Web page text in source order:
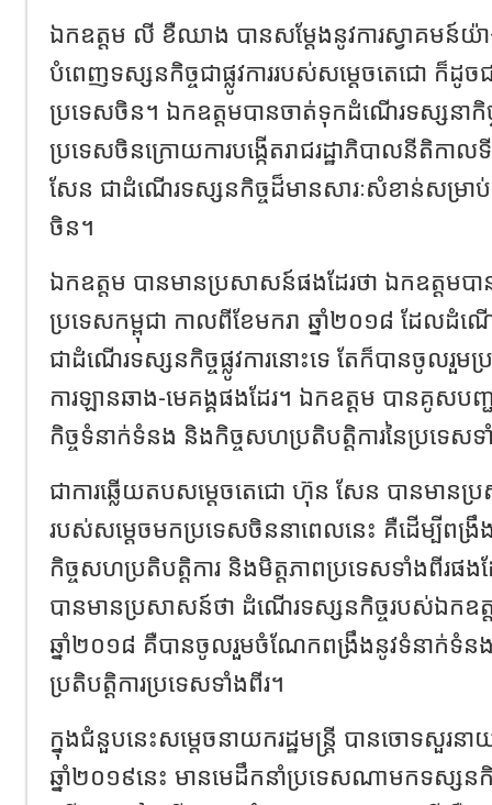
ឯកឧត្តម លី ខឺឈាង បានសម្តែងនូវការស្វាគមន៍យ៉ា
បំពេញទស្សនកិច្ចជាផ្លូវការរបស់សម្តេចតេជោ ក៏ដូ
ប្រទេសចិន។ ឯកឧត្តមបានចាត់ទុកដំណើរទស្សនាកិច្
ប្រទេសចិនក្រោយការបង្កើតរាជរដ្ឋាភិបាលនីតិក
សែន ជាដំណើរទស្សនកិច្ចដ៏មានសារៈសំខាន់សម្រាប់
ចិន។
ឯកឧត្តម បានមានប្រសាសន៍ផងដែរថា ឯកឧត្តមប
ប្រទេសកម្ពុជា កាលពីខែមករា ឆ្នាំ២០១៨ ដែលដំណ
ជាដំណើរទស្សនកិច្ចផ្លូវការនោះទេ តែក៏បានចូលរួ
ការឡានឆាង-មេគង្គផងដែរ។ ឯកឧត្តម បានគូសប
កិច្ចទំនាក់ទំនង និងកិច្ចសហប្រតិបត្តិការនៃប្រទេសទ
ជាការឆ្លើយតបសម្តេចតេជោ ហ៊ុន សែន បានមាន
របស់សម្តេចមកប្រទេសចិននាពេលនេះ គឺដើម្បីពង្រឹ
កិច្ចសហប្រតិបត្តិការ និងមិត្តភាពប្រទេសទាំងពីរផងដ
បានមានប្រសាសន៍ថា ដំណើរទស្សនកិច្ចរបស់ឯក
ឆ្នាំ២០១៨ គឺបានចូលរួមចំណែកពង្រឹងនូវទំនាក់ទំន
ប្រតិបត្តិការប្រទេសទាំងពីរ។
ក្នុងជំនួបនេះសម្តេចនាយករដ្ឋមន្ត្រី បានចោទសួរនាយ
ឆ្នាំ២០១៩នេះ មានមេដឹកនាំប្រទេសណាមកទស្សន